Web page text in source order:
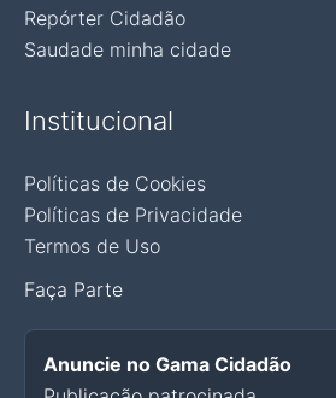
Repórter Cidadão
Saudade minha cidade
Institucional
Políticas de Cookies
Políticas de Privacidade
Termos de Uso
Faça Parte
Anuncie no Gama Cidadão